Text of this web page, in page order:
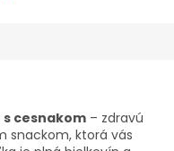
cesnakom – zdravú
snackom, ktorá vás